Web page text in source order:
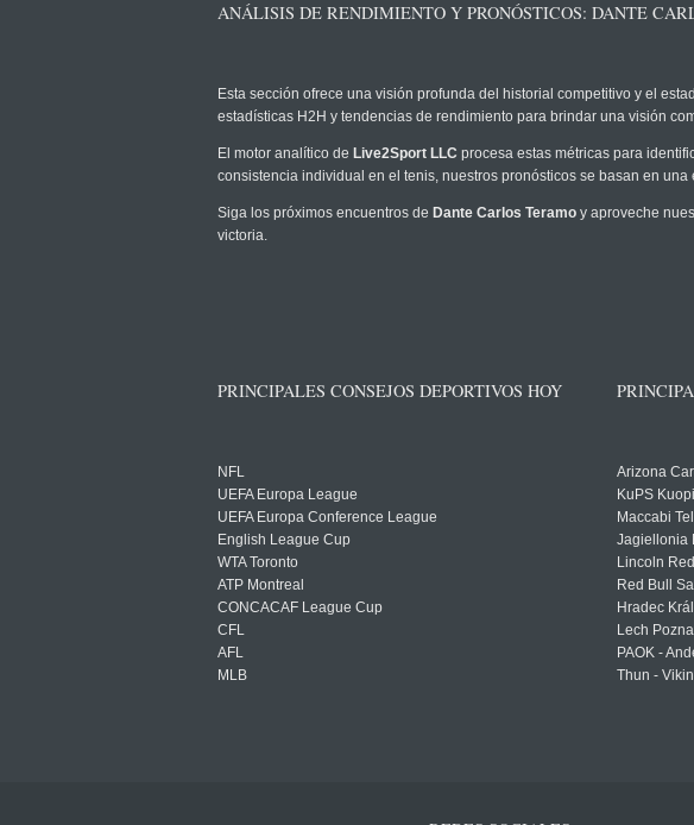
ANÁLISIS DE RENDIMIENTO Y PRONÓSTICOS: DANTE
Esta sección ofrece una visión profunda del historial competitivo y el
estadísticas H2H y tendencias de rendimiento para brindar una visión
El motor analítico de Live2Sport LLC procesa estas métricas para
consistencia individual en el tenis, nuestros pronósticos se basan en
Siga los próximos encuentros de Dante Carlos Teramo y aproveche
victoria.
PRINCIPALES CONSEJOS DEPORTIVOS HOY
NFL
UEFA Europa League
UEFA Europa Conference League
English League Cup
WTA Toronto
ATP Montreal
CONCACAF League Cup
CFL
AFL
MLB
Arizona
KuPS
Maccabi
Jagiellonia
Lincoln
Red Bull
Hradec
Lech
PAOK -
Thun -